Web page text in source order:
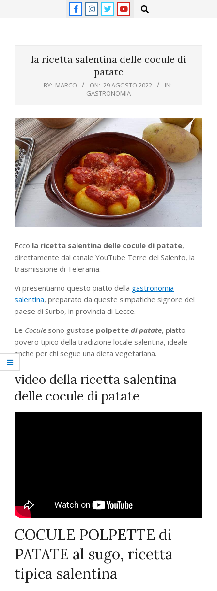
Search
la ricetta salentina delle cocule di
patate
BY: MARCO ON: 29 AGOSTO 2022
IN:
GASTRONOMIA
Ecco la ricetta salentina delle cocule di patate,
direttamente dal canale YouTube Terre del Salento, la
trasmissione di Telerama.
Vi presentiamo questo piatto della gastronomia
salentina, preparato da queste simpatiche signore del
paese di Surbo, in provincia di Lecce.
Le Cocule sono gustose polpette di patate, piatto
povero tipico della tradizione locale salentina, ideale
anche per chi segue una dieta vegetariana.
video della ricetta salentina
delle cocule di patate
COCULE POLPETTE di
PATATE al sugo, ricetta
tipica salentina